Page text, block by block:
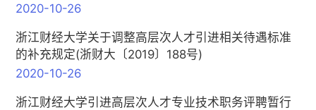
2020-10-26
浙江财经大学关于调整高层次人才引进相关待遇标准
的补充规定(浙财大〔2019〕188号)
2020-10-26
浙江财经大学引进高层次人才专业技术职务评聘暂行